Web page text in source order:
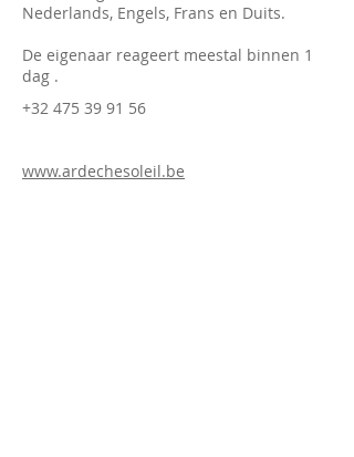
Nederlands, Engels, Frans en Duits.
De eigenaar reageert meestal binnen 1
dag .
+32 475 39 91 56
www.ardechesoleil.be